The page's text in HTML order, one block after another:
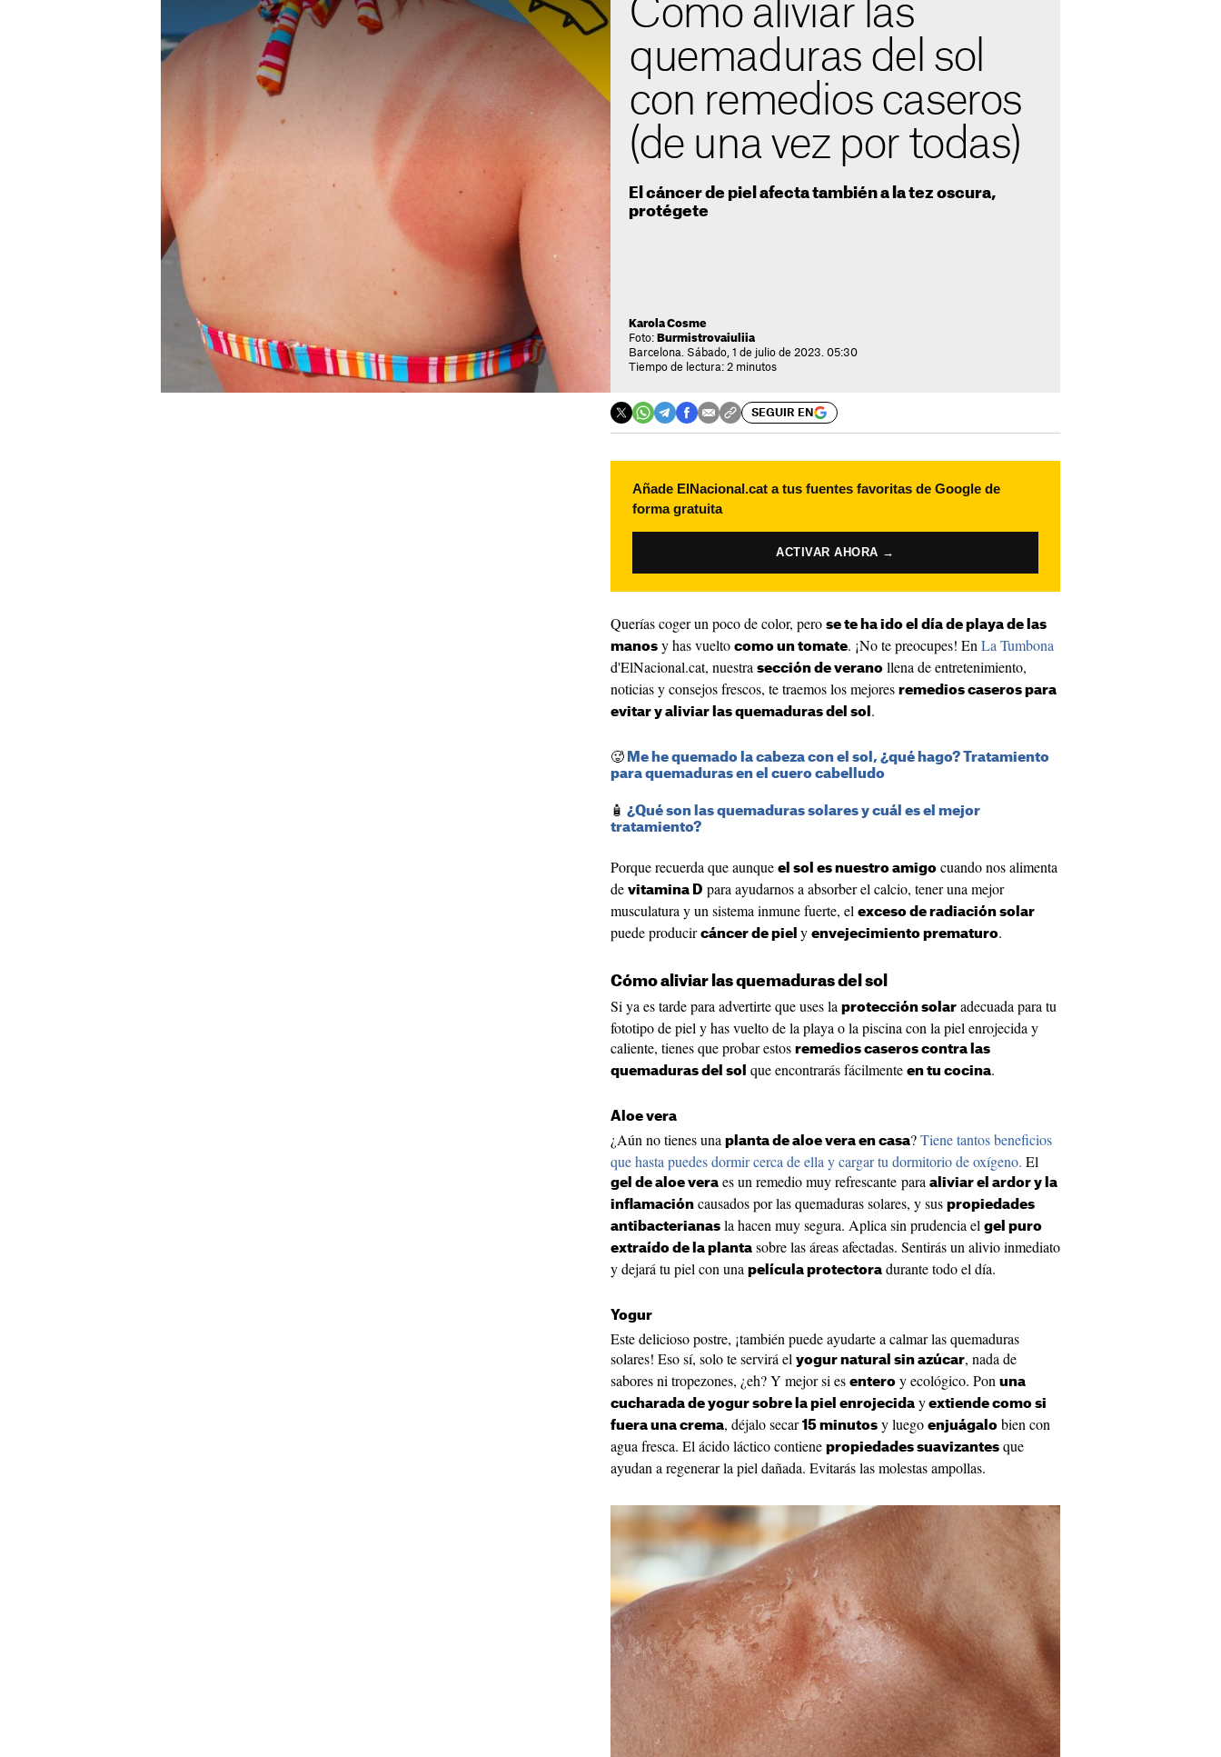
Cómo aliviar las
quemaduras del sol
con remedios caseros
(de una vez por todas)
El cáncer de piel afecta también a la tez oscura,
protégete
Karola Cosme
Foto: Burmistrovaiuliia
Barcelona. Sábado, 1 de julio de 2023. 05:30
Tiempo de lectura: 2 minutos
SEGUIR EN
Añade ElNacional.cat a tus fuentes favoritas de Google de
forma gratuita
ACTIVAR AHORA →
Querías coger un poco de color, pero se te ha ido el día de playa de las
manos y has vuelto como un tomate. ¡No te preocupes! En La Tumbona
d'ElNacional.cat, nuestra sección de verano llena de entretenimiento,
noticias y consejos frescos, te traemos los mejores remedios caseros para
evitar y aliviar las quemaduras del sol .
🥵 Me he quemado la cabeza con el sol, ¿qué hago? Tratamiento
para quemaduras en el cuero cabelludo
🧴 ¿Qué son las quemaduras solares y cuál es el mejor
tratamiento?
Porque recuerda que aunque el sol es nuestro amigo cuando nos alimenta
de vitamina D para ayudarnos a absorber el calcio, tener una mejor
musculatura y un sistema inmune fuerte, el exceso de radiación solar
puede producir cáncer de piel y envejecimiento prematuro.
Cómo aliviar las quemaduras del sol
Si ya es tarde para advertirte que uses la protección solar adecuada para tu
fototipo de piel y has vuelto de la playa o la piscina con la piel enrojecida y
caliente, tienes que probar estos remedios caseros contra las
quemaduras del sol que encontrarás fácilmente en tu cocina.
Aloe vera
¿Aún no tienes una planta de aloe vera en casa?Tiene tantos beneficios
que hasta puedes dormir cerca de ella y cargar tu dormitorio de oxígeno. El
gel de aloe vera es un remedio muy refrescante para aliviar el ardor y la
inflamación causados por las quemaduras solares, y sus propiedades
antibacterianas la hacen muy segura. Aplica sin prudencia el gel puro
extraído de la planta sobre las áreas afectadas. Sentirás un alivio inmediato
y dejará tu piel con una película protectora durante todo el día.
Yogur
Este delicioso postre, ¡también puede ayudarte a calmar las quemaduras
solares! Eso sí, solo te servirá el yogur natural sin azúcar, nada de
sabores ni tropezones, ¿eh? Y mejor si es entero y ecológico. Pon una
cucharada de yogur sobre la piel enrojecida y extiende como si
fuera una crema, déjalo secar 15 minutos y luego enjuágalo bien con
agua fresca. El ácido láctico contiene propiedades suavizantes que
ayudan a regenerar la piel dañada. Evitarás las molestas ampollas.